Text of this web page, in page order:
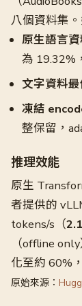
八個資料集
原生語言
為 19.32%
文字資料
凍結
整保留，
推理效能
原生
者提供的
tokens/s（
（offline
化至約 60%
原始來源：